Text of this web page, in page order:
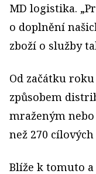
MD logistika.
o doplnění
zboží o služby
Od začátku
způsobem
mraženým
než 270
Blíže k tomuto